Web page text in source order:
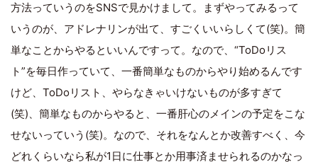
方法っていうのをSNSで見かけまして。まずやってみるって
いうのが、アドレナリンが出て、すごくいいらしくて(笑)。簡
単なことからやるといいんですって。なので、“ToDoリス
ト”を毎日作っていて、一番簡単なものからやり始めるんです
けど、ToDoリスト、やらなきゃいけないものが多すぎて
(笑)、簡単なものからやると、一番肝心のメインの予定をこな
せないっていう(笑)。なので、それをなんとか改善すべく、今
どれくらいなら私が1日に仕事とか用事済ませられるのかなっ